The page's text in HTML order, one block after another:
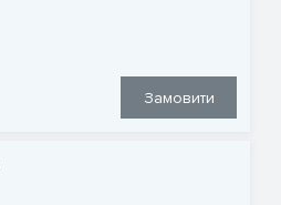
Замовити